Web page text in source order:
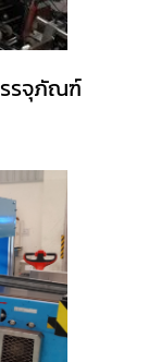
รจุภัณฑ์